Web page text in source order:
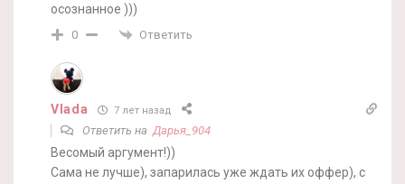
осознанное )))
0 Ответить
Vlada 7 лет назад
Ответить наДарья_904
Весомый аргумент!))
Сама не лучше), запарилась уже ждать их оффер), с